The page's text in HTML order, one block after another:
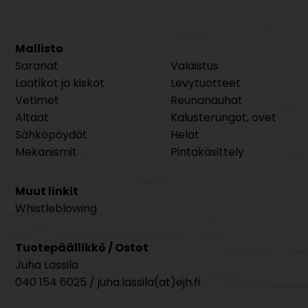
Mallisto
Saranat
Laatikot ja kiskot
Vetimet
Altaat
Sähköpöydät
Mekanismit
Valaistus
Levytuotteet
Reunanauhat
Kalusterungot, ovet
Helat
Pintakäsittely
Muut linkit
Whistleblowing
Tuotepäällikkö / Ostot
Juha Lassila
040 154 6025 / juha.lassila(at)ejh.fi